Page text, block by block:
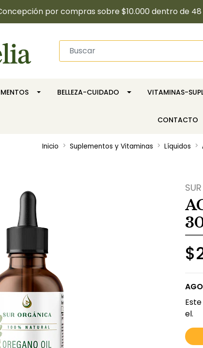
por compras sobre $10.000 dentro de 48
BELLEZA-CUIDADO VITAMINAS-
CONTACTO
Inicio Suplementos y Vitaminas Líquidos
el.